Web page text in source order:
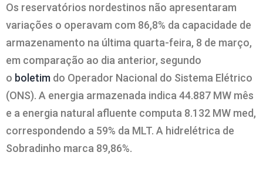
Os reservatórios nordestinos não apresentaram
variações o operavam com 86,8% da capacidade de
armazenamento na última quarta-feira, 8 de março,
em comparação ao dia anterior, segundo
o boletim do Operador Nacional do Sistema Elétrico
(ONS). A energia armazenada indica 44.887 MW mês
e a energia natural afluente computa 8.132 MW med,
correspondendo a 59% da MLT. A hidrelétrica de
Sobradinho marca 89,86%.